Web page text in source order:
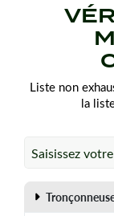
Liste non
la
Saisissez